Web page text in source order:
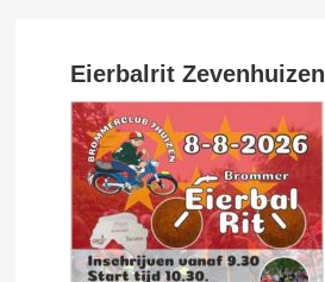
Eierbalrit Zevenhuizen